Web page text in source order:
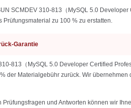
SCMDEV 310-813（MySQL 5.0
zu 100 % zu erstatten.
Garantie
813（MySQL 5.0 Developer Certified
der Materialgebühr zurück. Wir übernehmen
und Antworten können wir